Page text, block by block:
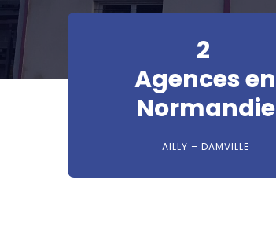
2
Agences en
Normandie
AILLY – DAMVILLE